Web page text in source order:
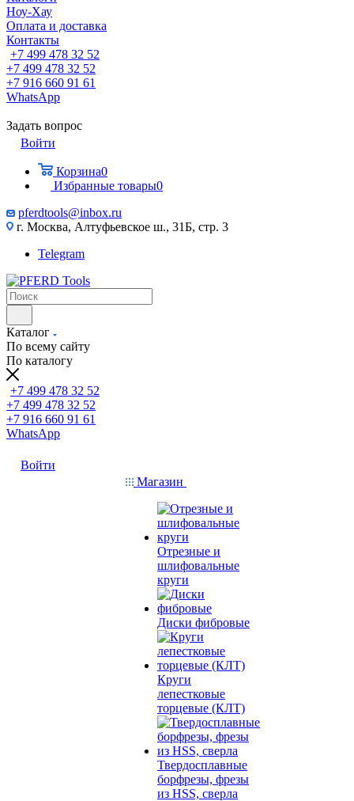
Ноу-Хау
Оплата и доставка
Контакты
+7 499 478 32 52
+7 499 478 32 52
+7 916 660 91 61
WhatsApp
Задать вопрос
Войти
Корзина0
Избранные товары0
pferdtools@inbox.ru
г. Москва, Алтуфьевское ш., 31Б, стр. 3
Telegram
Каталог
По всему сайту
По каталогу
+7 499 478 32 52
+7 499 478 32 52
+7 916 660 91 61
WhatsApp
Войти
Магазин
Отрезные и
шлифовальные
круги
Диски фибровые
Круги
лепестковые
торцевые (КЛТ)
Твердосплавные
борфрезы, фрезы
из HSS, сверла